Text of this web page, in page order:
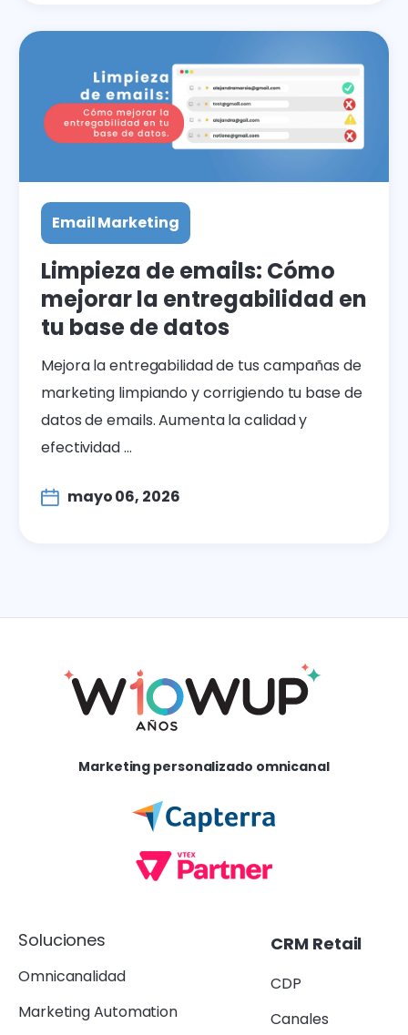
Email Marketing
Limpieza de emails: Cómo
mejorar la entregabilidad en
tu base de datos
Mejora la entregabilidad de tus campañas de
marketing limpiando y corrigiendo tu base de
datos de emails. Aumenta la calidad y
efectividad ...
mayo 06, 2026
Marketing personalizado omnicanal
Soluciones
Omnicanalidad
Marketing Automation
CRM Retail
CDP
Canales